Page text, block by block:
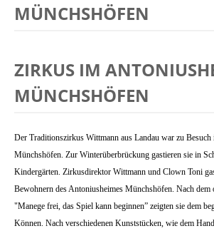
MÜNCHSHÖFEN
ZIRKUS IM
MÜNCHSHÖFEN
Der Traditionszirkus Wittmann aus Landau war zu
Münchshöfen. Zur Winterüberbrückung gastieren sie in
Kindergärten. Zirkusdirektor Wittmann und Clown Toni
Bewohnern des Antoniusheimes Münchshöfen. Nach dem
"Manege frei, das Spiel kann beginnen” zeigten sie dem
Können. Nach verschiedenen Kunststücken, wie dem